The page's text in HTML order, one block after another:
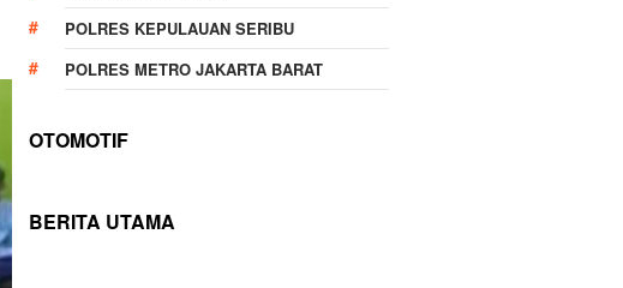
POLRES KEPULAUAN SERIBU
POLRES METRO JAKARTA BARAT
OTOMOTIF
BERITA UTAMA